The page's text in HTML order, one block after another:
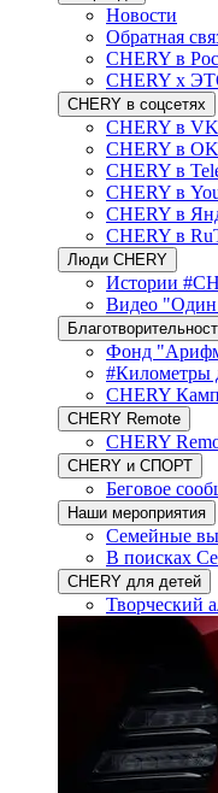
Новости
Обратная
CHERY в
CHERY x
CHERY в соцсетях
CHERY в VK
CHERY в OK
CHERY в
CHERY в
CHERY в
CHERY в
Люди CHERY
Истории
Видео "Один
Фонд
#Километры
CHERY
CHERY Remote
CHERY
CHERY и СПОРТ
Беговое
Наши мероприятия
Семейные
В поисках
CHERY для детей
Творческий